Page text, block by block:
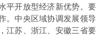
平开放型经济新优势。要
。中央区域协调发展领导
江苏、浙江、安徽三省要